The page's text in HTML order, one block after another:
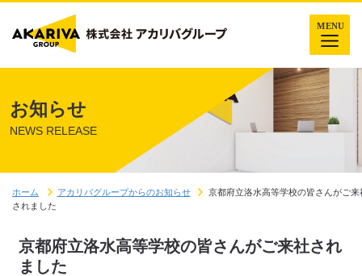
お知らせ
NEWS RELEASE
ホーム アカリバグループからのお知らせ
京都府立洛水高等学校の皆さんがご来
されました
京都府立洛水高等学校の皆さんがご来社され
ました